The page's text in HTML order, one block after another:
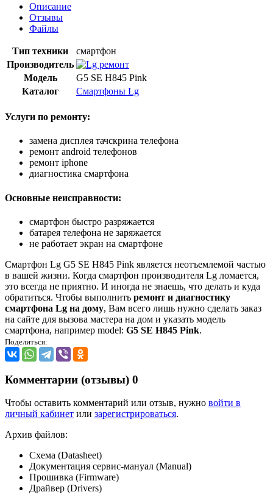
Описание
Отзывы
Файлы
Тип техники
смартфон
Производитель
Модель
G5 SE H845 Pink
Каталог
Смартфоны Lg
Услуги по ремонту:
замена дисплея тачскрина телефона
ремонт android телефонов
ремонт iphone
диагностика смартфона
Основные неисправности:
смартфон быстро разряжается
батарея телефона не заряжается
не работает экран на смартфоне
Смартфон Lg G5 SE H845 Pink является неотъемлемой частью
в вашей жизни. Когда смартфон производителя Lg ломается,
это всегда не приятно. И иногда не знаешь, что делать и куда
обратиться. Чтобы выполнить ремонт и диагностику
смартфона Lg на дому, Вам всего лишь нужно сделать заказ
на сайте для вызова мастера на дом и указать модель
смартфона, например model: G5 SE H845 Pink.
Поделиться:
Комментарии (отзывы) 0
Чтобы оставить комментарий или отзыв, нужно войти в
личный кабинет или зарегистрироваться.
Архив файлов:
Схема (Datasheet)
Документация сервис-мануал (Manual)
Прошивка (Firmware)
Драйвер (Drivers)